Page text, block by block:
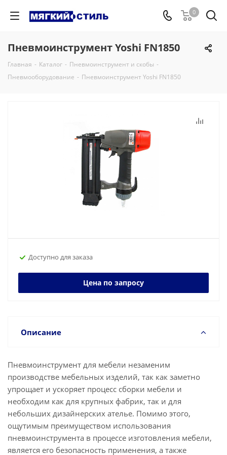
0
Пневмоинструмент Yoshi FN1850
Главная - Каталог - Пневмоинструмент и скобы -
Пневмооборудование - Пневмоинструмент Yoshi FN1850
Доступно для заказа
Цена по запросу
Описание
Пневмоинструмент для мебели незаменим
производстве мебельных изделий, так как заметно
упрощает и ускоряет процесс сборки мебели и
необходим как для крупных фабрик, так и для
небольших дизайнерских ателье. Помимо этого,
ощутимым преимуществом использования
пневмоинструмента в процессе изготовления мебели,
является его безопасность применения, а также